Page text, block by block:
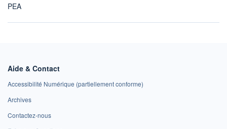
PEA
Aide & Contact
Accessibilité Numérique (partiellement conforme)
Archives
Contactez-nous